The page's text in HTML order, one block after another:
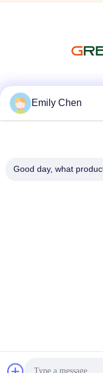
fournisseur. 2016-
Emily Chen
Good day, what